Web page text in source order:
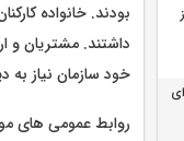
بودند. خانواده
داشتند. مشتریان و
خود سازمان نیاز
روابط عمومی های